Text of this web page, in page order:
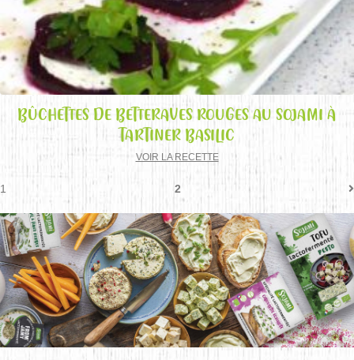
BÛCHETTES DE BETTERAVES ROUGES AU SOJAMI À
TARTINER BASILIC
VOIR LA RECETTE
1 2